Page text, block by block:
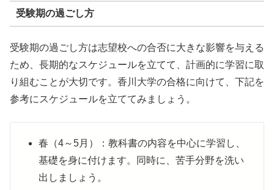
受験期の過ごし方
受験期の過ごし方は志望校への合否に大きな影響を与える
ため、長期的なスケジュールを立てて、計画的に学習に取
り組むことが大切です。香川大学の合格に向けて、下記を
参考にスケジュールを立ててみましょう。
春（4～5月）：教科書の内容を中心に学習し、
基礎を身に付けます。同時に、苦手分野を洗い
出しましょう。